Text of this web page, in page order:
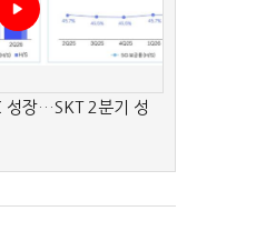
성장…SKT 2분기 성